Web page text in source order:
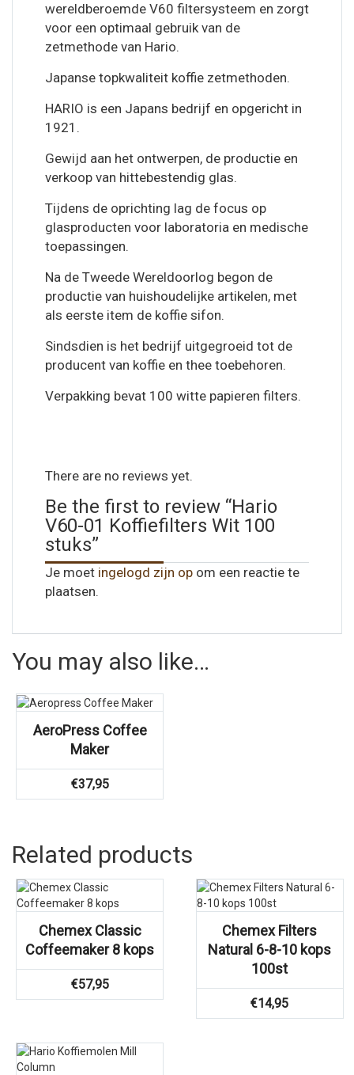
wereldberoemde V60 filtersysteem en zorgt
voor een optimaal gebruik van de
zetmethode van Hario.
Japanse topkwaliteit koffie zetmethoden.
HARIO is een Japans bedrijf en opgericht in
1921.
Gewijd aan het ontwerpen, de productie en
verkoop van hittebestendig glas.
Tijdens de oprichting lag de focus op
glasproducten voor laboratoria en medische
toepassingen.
Na de Tweede Wereldoorlog begon de
productie van huishoudelijke artikelen, met
als eerste item de koffie sifon.
Sindsdien is het bedrijf uitgegroeid tot de
producent van koffie en thee toebehoren.
Verpakking bevat 100 witte papieren filters.
There are no reviews yet.
Be the first to review “Hario
V60-01 Koffiefilters Wit 100
stuks”
Je moet ingelogd zijn op om een reactie te
plaatsen.
You may also like…
AeroPress Coffee
Maker
€37,95
Related products
Chemex Classic
Coffeemaker 8 kops
€57,95
Chemex Filters
Natural 6-8-10 kops
100st
€14,95